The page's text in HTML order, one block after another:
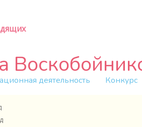
деятельность Конкурс
Воскобойникова